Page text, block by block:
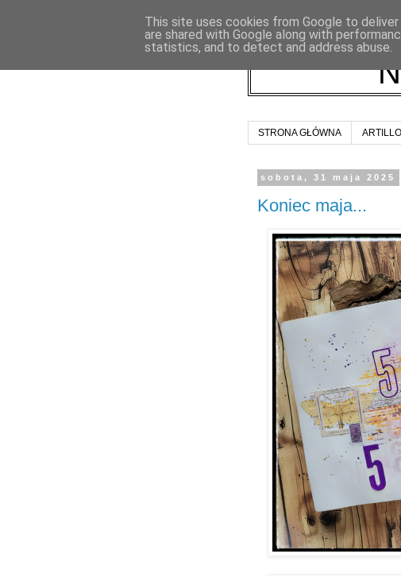
STRONA GŁÓWNA ARTILLO
sobota, 31 maja 2025
Koniec maja...
This site uses cookies from Google to
are shared with Google along with
statistics, and to detect and address abuse.